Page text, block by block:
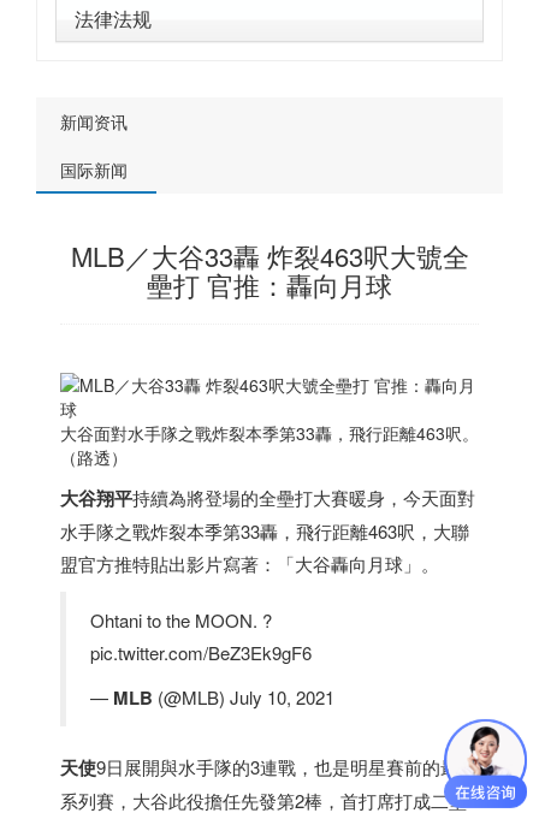
法律法规
新闻资讯
国际新闻
MLB／大谷33轟 炸裂463呎大號全
壘打 官推：轟向月球
大谷面對水手隊之戰炸裂本季第33轟，飛行距離463呎。
（路透）
大谷翔平持續為將登場的全壘打大賽暖身，今天面對
水手隊之戰炸裂本季第33轟，飛行距離463呎，大聯
盟官方推特貼出影片寫著：「大谷轟向月球」。
Ohtani to the MOON. ?
pic.twitter.com/BeZ3Ek9gF6
— MLB (@MLB) July 10, 2021
天使9日展開與水手隊的3連戰，也是明星賽前的最後
系列賽，大谷此役擔任先發第2棒，首打席打成二壘